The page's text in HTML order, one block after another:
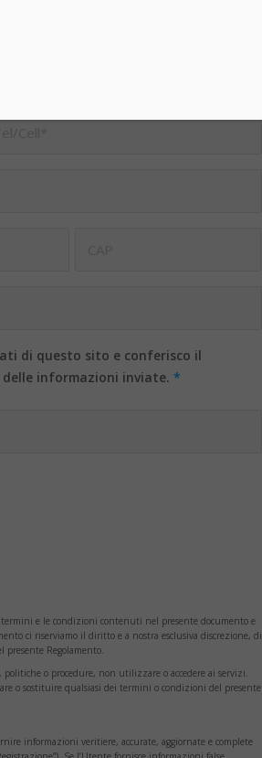
di questo sito e conferisco il
informazioni inviate. *
e le condizioni contenuti nel presente documento e
ci riserviamo il diritto e a nostra esclusiva discrezione, di
Regolamento.
o procedure, non utilizzare o accedere ai servizi.
o sostituire qualsiasi dei termini o condizioni del presente
informazioni veritiere, accurate, aggiornate e complete